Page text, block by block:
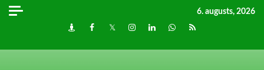
Skip
6. augusts, 2026
DraugiemFacebook
TwitterInstagram
LinkedInwhatsapp
RSS